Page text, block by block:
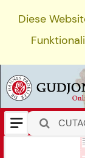
Diese